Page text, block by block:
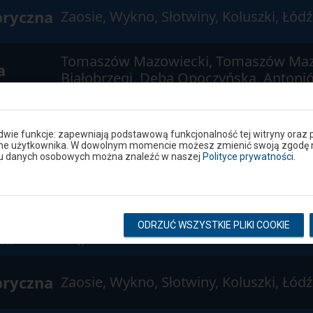
Zaosie, Wykno, Słotwiny, Koluszki,
Tomaszów Mazowiecki, Tomaszów
Białobrzegi, Dęba Opoczyńska,
Tomaszów Mazowiecki, Jeleń,
Stąporków
Zaosie, Wykno, Słotwiny, Koluszki,
funkcje: zapewniają podstawową funkcjonalność tej witryny oraz
użytkownika. W dowolnym momencie możesz zmienić swoją zgodę
osobowych można znaleźć w naszej Polityce prywatności
ODRZUĆ WSZYSTKIE PLIKI COOKIE